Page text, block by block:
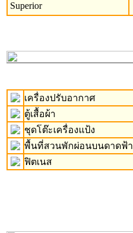
Superior
เครื่องปรับอากาศ
ตู้เสื้อผ้า
ชุดโต๊ะเครื่องแป้ง
พื้นที่สวนพักผ่อนบนดาดฟ้า
ฟิตเนส